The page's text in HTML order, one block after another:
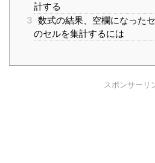
計する
3 数式の結果、空欄になった
のセルを集計するには
スポンサーリ